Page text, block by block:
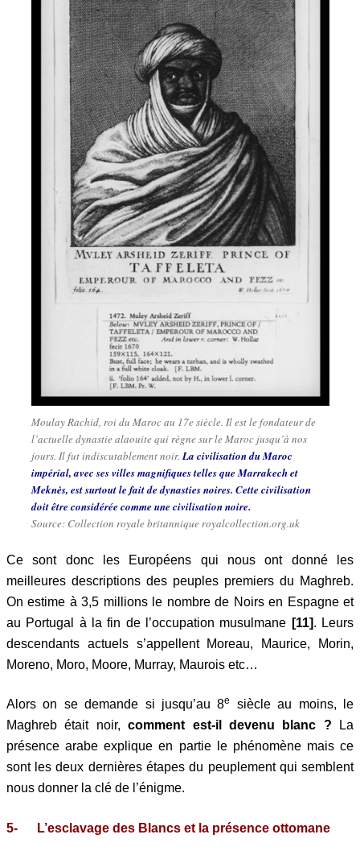
Moulay Rachid, roi du Maroc au 17e siècle. Il est le fondateur de
l’actuelle dynastie alaouite qui règne sur le Maroc jusqu’à nos
jours. Il fut indiscutablement noir.La civilisation du Maroc
impérial, avec ses villes magnifiques telles que Marrakech et
Meknès, est surtout le fait de dynasties noires. Cette civilisation
doit être considérée comme une civilisation noire.
Source: Collection royale britannique royalcollection.org.uk
Ce sont donc les Européens qui nous ont donné les
meilleures descriptions des peuples premiers du Maghreb.
On estime à 3,5 millions le nombre de Noirs en Espagne et
au Portugal à la fin de l’occupation musulmane [11]. Leurs
descendants actuels s’appellent Moreau, Maurice, Morin,
Moreno, Moro, Moore, Murray, Maurois etc…
Alors on se demande si jusqu’au 8e
siècle au moins, le
Maghreb était noir,comment est-il devenu blanc ? La
présence arabe explique en partie le phénomène mais ce
sont les deux dernières étapes du peuplement qui semblent
nous donner la clé de l’énigme.
5- L’esclavage des Blancs et la présence ottomane